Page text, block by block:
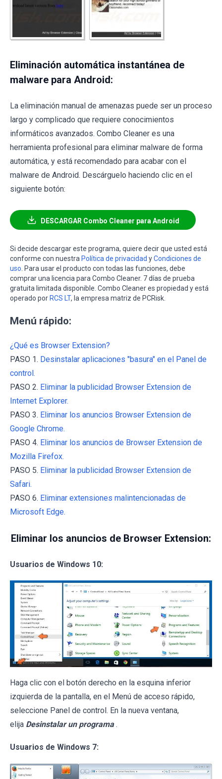
Eliminación automática instantánea de
malware para Android:
La eliminación manual de amenazas puede ser un proceso
largo y complicado que requiere conocimientos
informáticos avanzados. Combo Cleaner es una
herramienta profesional para eliminar malware de forma
automática, y está recomendado para acabar con el
malware de Android. Descárguelo haciendo clic en el
siguiente botón:
DESCARGAR Combo Cleaner para Android
Si decide descargar este programa, quiere decir que usted está
conforme con nuestra Política de privacidad yCondiciones de
uso . Para usar el producto con todas las funciones, debe
comprar una licencia para Combo Cleaner. 7 días de prueba
gratuita limitada disponible. Combo Cleaner es propiedad y está
operado por RCS LT, la empresa matriz de PCRisk.
Menú rápido:
¿Qué es Browser Extension?
PASO 1. Desinstalar aplicaciones "basura" en el Panel de
control.
PASO 2. Eliminar la publicidad Browser Extension de
Internet Explorer.
PASO 3. Eliminar los anuncios Browser Extension de
Google Chrome.
PASO 4. Eliminar los anuncios de Browser Extension de
Mozilla Firefox.
PASO 5. Eliminar la publicidad Browser Extension de
Safari.
PASO 6. Eliminar extensiones malintencionadas de
Microsoft Edge.
Eliminar los anuncios de Browser Extension:
Usuarios de Windows 10:
Haga clic con el botón derecho en la esquina inferior
izquierda de la pantalla, en el Menú de acceso rápido,
seleccione Panel de control. En la nueva ventana,
elija Desinstalar un programa .
Usuarios de Windows 7: